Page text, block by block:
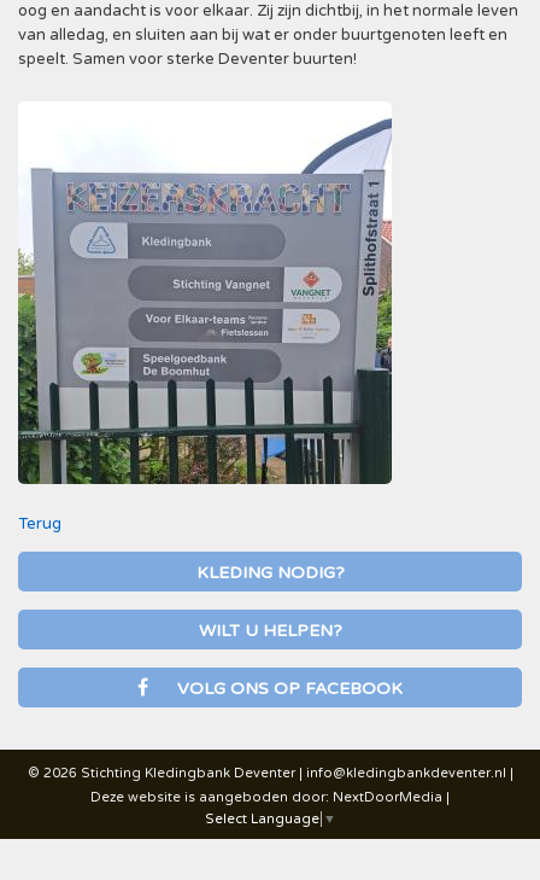
oog en aandacht is voor elkaar. Zij zijn dichtbij, in het normale leven
van alledag, en sluiten aan bij wat er onder buurtgenoten leeft en
speelt. Samen voor sterke Deventer buurten!
Terug
KLEDING NODIG?
WILT U HELPEN?
VOLG ONS OP FACEBOOK
© 2026 Stichting Kledingbank Deventer | info@kledingbankdeventer.nl |
Deze website is aangeboden door: NextDoorMedia |
Select Language ▼